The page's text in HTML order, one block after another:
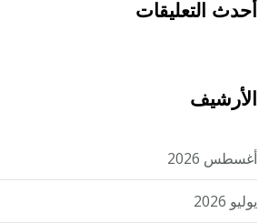
أحدث التعليقات
الأرشيف
أغسطس 2026
يوليو 2026